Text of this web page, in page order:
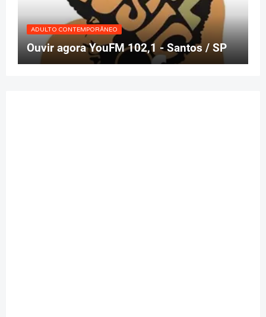
ADULTO CONTEMPORÂNEO
Ouvir agora YouFM 102,1 - Santos / SP